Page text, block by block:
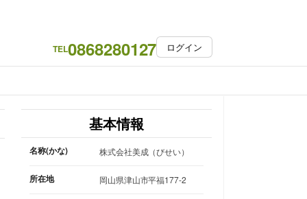
TEL0868280127 ログイン
基本情報
名称(かな) 株式会社美成（びせい）
所在地 岡山県津山市平福177-2